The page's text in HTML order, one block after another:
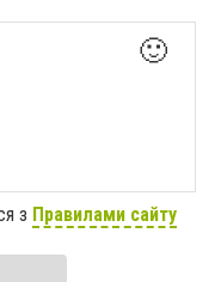
🙂
з Правилами сайту